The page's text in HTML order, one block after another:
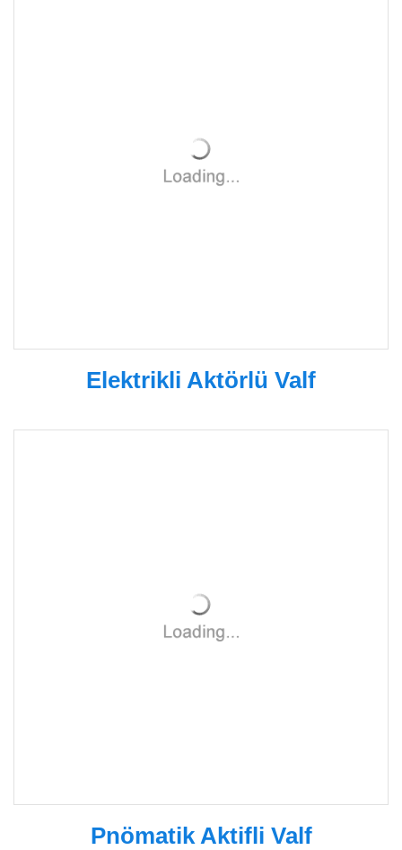
Elektrikli Aktörlü Valf
Pnömatik Aktifli Valf